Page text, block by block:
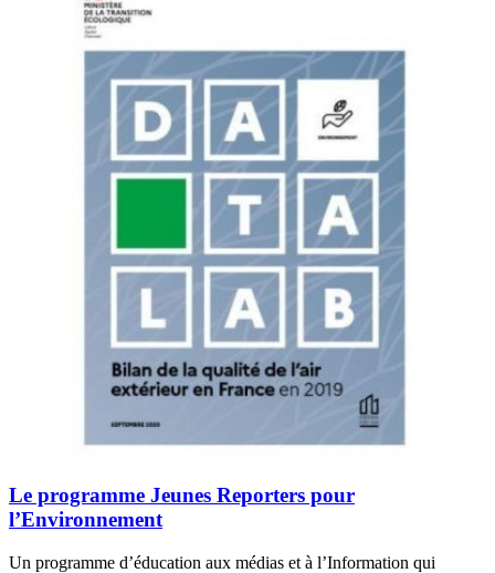
Le programme Jeunes Reporters pour
l’Environnement
Un programme d’éducation aux médias et à l’Information qui